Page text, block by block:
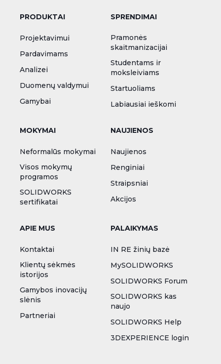
PRODUKTAI
Projektavimui
Pardavimams
Analizei
Duomenų valdymui
Gamybai
SPRENDIMAI
Pramonės
skaitmanizacijai
Studentams ir
moksleiviams
Startuoliams
Labiausiai ieškomi
MOKYMAI
Neformalūs mokymai
Visos mokymų
programos
SOLIDWORKS
sertifikatai
NAUJIENOS
Naujienos
Renginiai
Straipsniai
Akcijos
APIE MUS
Kontaktai
Klientų sėkmės
istorijos
Gamybos inovacijų
slėnis
Partneriai
PALAIKYMAS
IN RE žinių bazė
MySOLIDWORKS
SOLIDWORKS Forum
SOLIDWORKS kas
naujo
SOLIDWORKS Help
3DEXPERIENCE login